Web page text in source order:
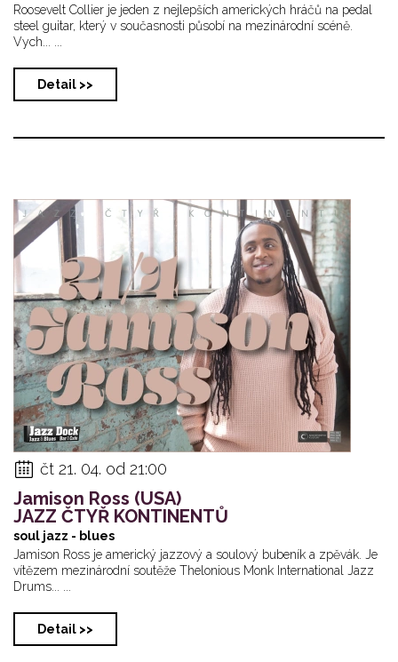
Roosevelt Collier je jeden z nejlepších amerických hráčů na pedal
steel guitar, který v současnosti působí na mezinárodní scéně.
Vych... ...
Detail >>
čt 21. 04. od 21:00
Jamison Ross (USA)
JAZZ ČTYŘ KONTINENTŮ
soul jazz - blues
Jamison Ross je americký jazzový a soulový bubeník a zpěvák. Je
vítězem mezinárodní soutěže Thelonious Monk International Jazz
Drums... ...
Detail >>